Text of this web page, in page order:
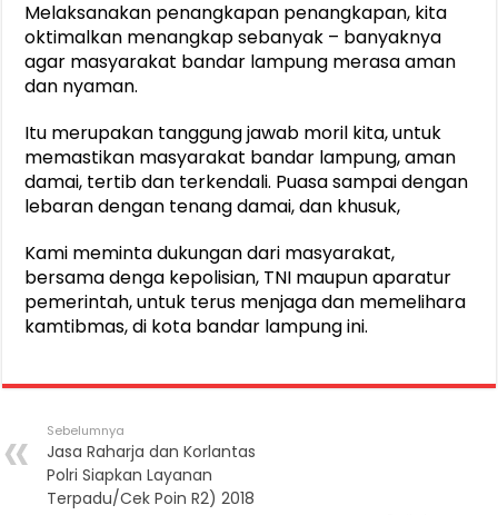
Melaksanakan penangkapan penangkapan, kita
oktimalkan menangkap sebanyak – banyaknya
agar masyarakat bandar lampung merasa aman
dan nyaman.
Itu merupakan tanggung jawab moril kita, untuk
memastikan masyarakat bandar lampung, aman
damai, tertib dan terkendali. Puasa sampai dengan
lebaran dengan tenang damai, dan khusuk,
Kami meminta dukungan dari masyarakat,
bersama denga kepolisian, TNI maupun aparatur
pemerintah, untuk terus menjaga dan memelihara
kamtibmas, di kota bandar lampung ini.
Sebelumnya
Jasa Raharja dan Korlantas
Polri Siapkan Layanan
Terpadu/Cek Poin R2) 2018